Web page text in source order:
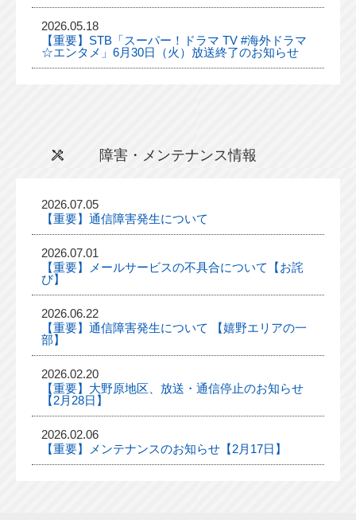
2026.05.18
【重要】STB「スーパー！ドラマ TV #海外ドラマ
☆エンタメ」6月30日（火）放送終了のお知らせ
障害・メンテナンス情報
2026.07.05
【重要】通信障害発生について
2026.07.01
【重要】メールサービスの不具合について【お詫
び】
2026.06.22
【重要】通信障害発生について 【嬉野エリアの一
部】
2026.02.20
【重要】大野原地区、放送・通信停止のお知らせ
【2月28日】
2026.02.06
【重要】メンテナンスのお知らせ【2月17日】